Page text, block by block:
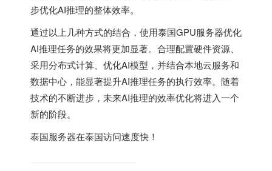
步优化AI推理的整体效率。
通过以上几种方式的结合，使用泰国GPU服务器优化
AI推理任务的效果将更加显著。合理配置硬件资源、
采用分布式计算、优化AI模型，并结合本地云服务和
数据中心，能显著提升AI推理任务的执行效率。随着
技术的不断进步，未来AI推理的效率优化将进入一个
新的阶段。
泰国服务器在泰国访问速度快！